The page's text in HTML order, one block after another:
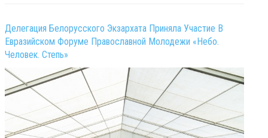
Делегация Белорусского Экзархата Приняла Участие В
Евразийском Форуме Православной Молодежи «Небо.
Человек. Степь»